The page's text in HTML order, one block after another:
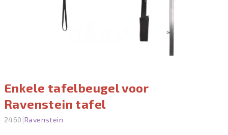
Enkele tafelbeugel voor
Ravenstein tafel
2460 |Ravenstein